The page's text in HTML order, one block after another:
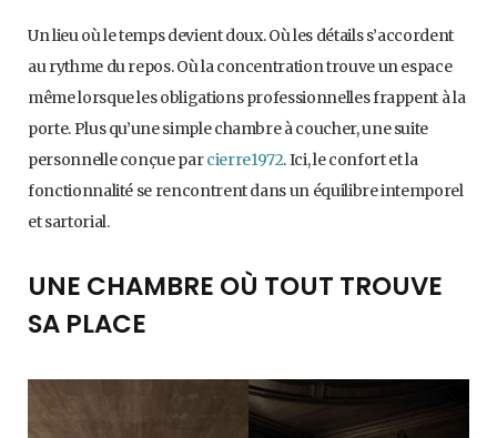
Un lieu où le temps devient doux. Où les détails s’accordent
au rythme du repos. Où la concentration trouve un espace
même lorsque les obligations professionnelles frappent à la
porte. Plus qu’une simple chambre à coucher, une suite
personnelle conçue parcierre1972. Ici, le confort et la
fonctionnalité se rencontrent dans un équilibre intemporel
et sartorial.
UNE CHAMBRE OÙ TOUT TROUVE
SA PLACE